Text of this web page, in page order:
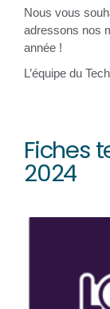
Nous vous
adressons nos
année !
L’équipe du
Fiches
2024